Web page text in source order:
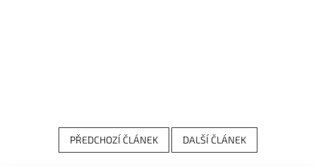
PŘEDCHOZÍ ČLÁNEK DALŠÍ ČLÁNEK